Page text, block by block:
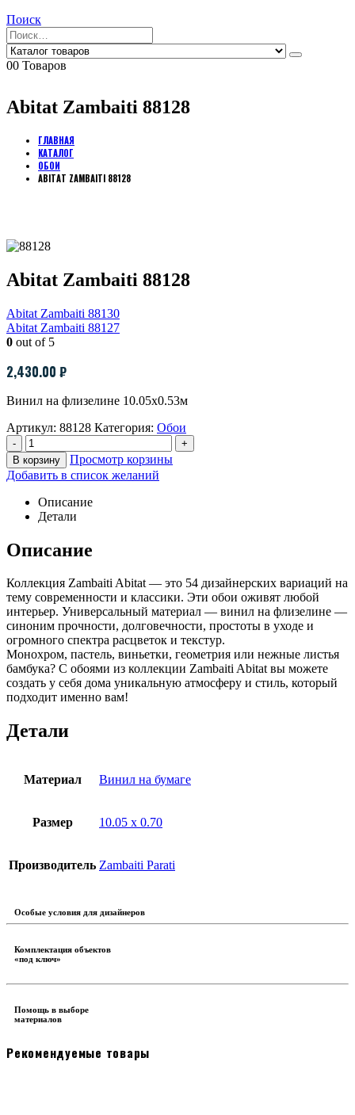
Поиск
00 Товаров
Abitat Zambaiti 88128
ГЛАВНАЯ
КАТАЛОГ
ОБОИ
ABITAT ZAMBAITI 88128
Abitat Zambaiti 88128
Abitat Zambaiti 88130
Abitat Zambaiti 88127
0 out of 5
2,430.00 ₽
Винил на флизелине 10.05х0.53м
Артикул: 88128 Категория: Обои
-
+
В корзину
Просмотр корзины
Добавить в список желаний
Описание
Детали
Описание
Коллекция Zambaiti Abitat — это 54 дизайнерских вариаций на
тему современности и классики. Эти обои оживят любой
интерьер. Универсальный материал — винил на флизелине —
синоним прочности, долговечности, простоты в уходе и
огромного спектра расцветок и текстур.
Монохром, пастель, виньетки, геометрия или нежные листья
бамбука? С обоями из коллекции Zambaiti Abitat вы можете
создать у себя дома уникальную атмосферу и стиль, который
подходит именно вам!
Детали
Материал Винил на бумаге
Размер 10.05 x 0.70
Производитель Zambaiti Parati
Особые условия для дизайнеров
Комплектация объектов
«под ключ»
Помощь в выборе
материалов
Рекомендуемые товары